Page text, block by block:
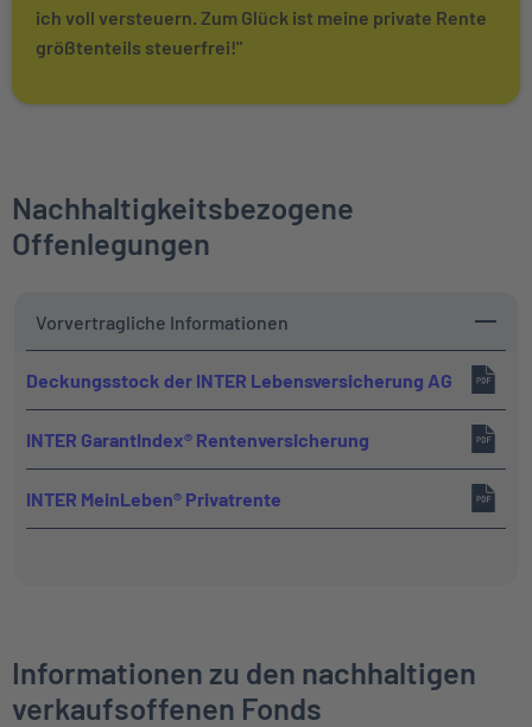
ich voll versteuern. Zum Glück ist meine private Rente
größtenteils steuerfrei!"
Nachhaltigkeitsbezogene
Offenlegungen
Vorvertragliche Informationen
Deckungsstock der INTER Lebensversicherung AG
INTER GarantIndex® Rentenversicherung
INTER MeinLeben® Privatrente
Informationen zu den nachhaltigen
verkaufsoffenen Fonds